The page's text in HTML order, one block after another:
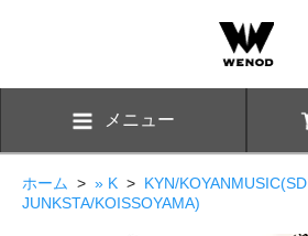
メニュー
ホーム > » K > KYN/KOYANMUSIC(SD
JUNKSTA/KOISSOYAMA)